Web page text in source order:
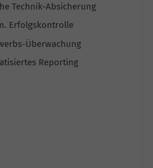
Technik-Absicherung
Erfolgskontrolle
Überwachung
Reporting